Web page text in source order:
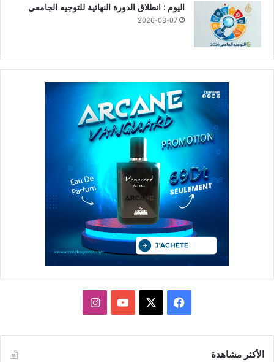
اليوم : انطلاق الدورة النهائية للتوجيه الجامعي
2026-08-07
فيسبوك يوتيوبانستقرام
الأكثر مشاهدة